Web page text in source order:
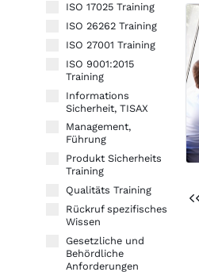
ISO 17025 Training
ISO 26262 Training
ISO 27001 Training
ISO 9001:2015
Training
Informations
Sicherheit, TISAX
Management,
Führung
Produkt Sicherheits
Training
Qualitäts Training
Rückruf spezifisches
Wissen
Gesetzliche und
Behördliche
Anforderungen
UU